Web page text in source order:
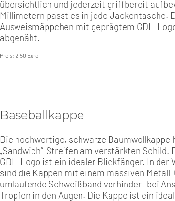
übersichtlich und jederzeit griffbereit
Millimetern passt es in jede Jackentasche.
Ausweismäppchen mit geprägtem GDL-
abgenäht.
Preis: 2,50 Euro
Baseballkappe
Die hochwertige, schwarze Baumwollkappe
„Sandwich“-Streifen am verstärkten Schild.
GDL-Logo ist ein idealer Blickfänger. In der
sind die Kappen mit einem massiven Metall-
umlaufende Schweißband verhindert bei
Tropfen in den Augen. Die Kappe ist ein